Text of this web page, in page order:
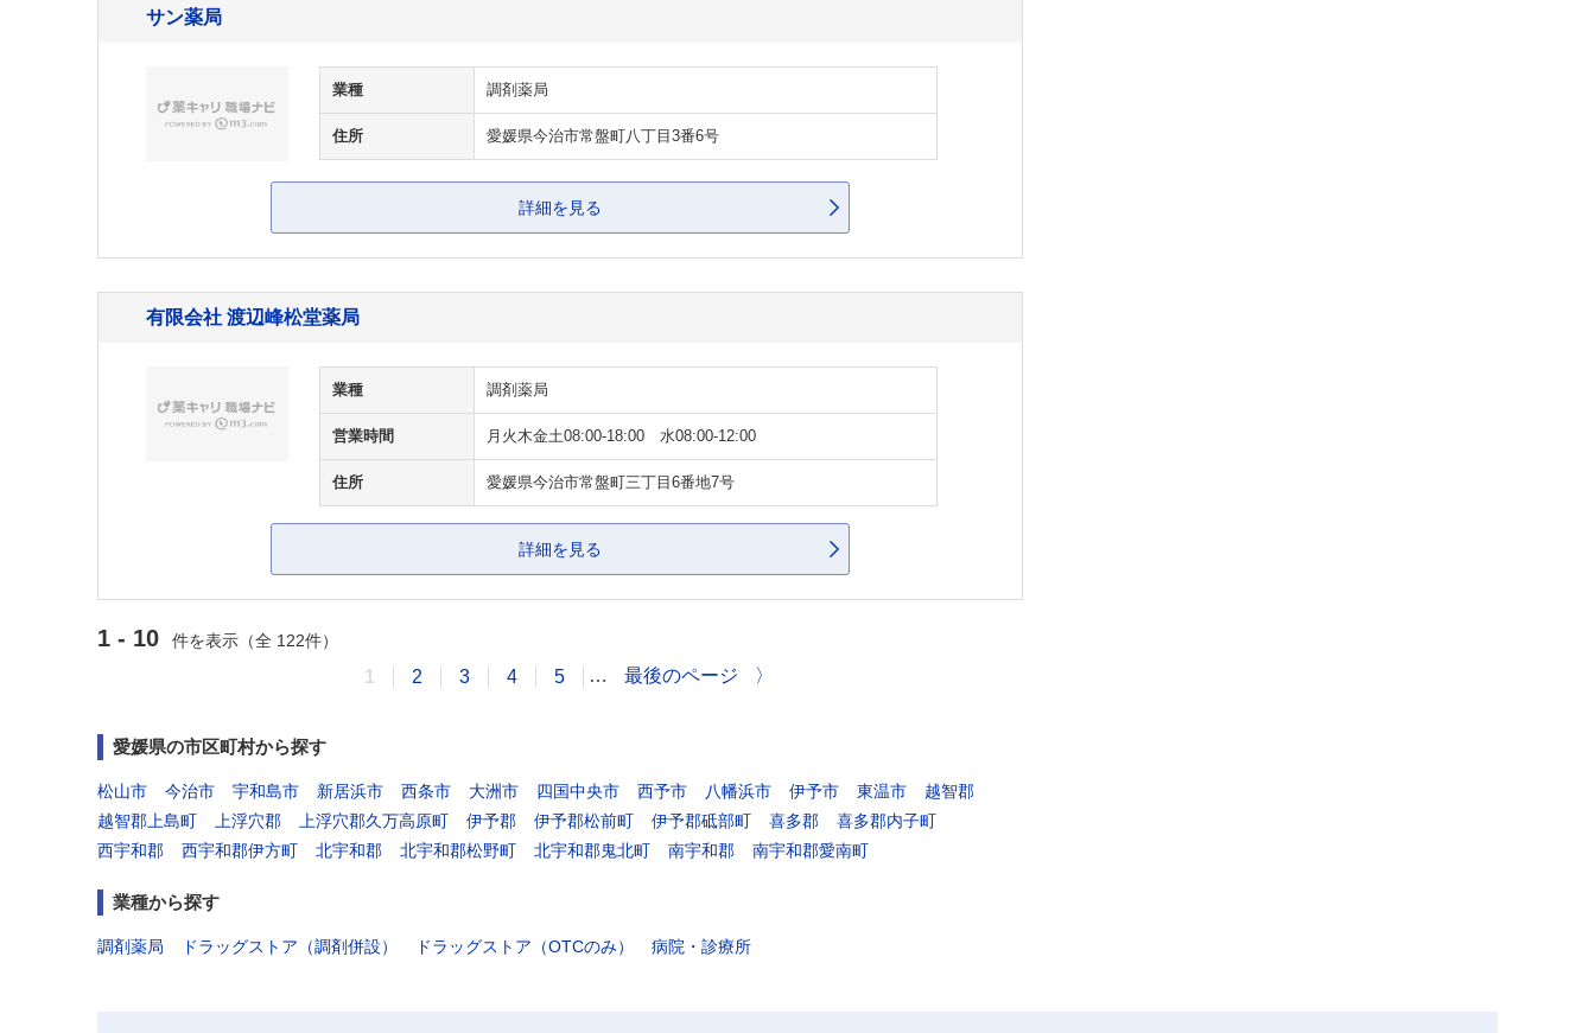
サン薬局
業種 調剤薬局
住所 愛媛県今治市常盤町八丁目3番6号
詳細を見る
有限会社 渡辺峰松堂薬局
業種 調剤薬局
営業時間 月火木金土08:00-18:00 水08:00-12:00
住所 愛媛県今治市常盤町三丁目6番地7号
詳細を見る
1 - 10 件を表示（全 122件）
1 2 3 4 5 … 最後のページ 〉
愛媛県の市区町村から探す
松山市 今治市 宇和島市 新居浜市 西条市 大洲市 四国中央市 西予市 八幡浜市 伊予市 東温市
越智郡
越智郡上島町
上浮穴郡 上浮穴郡久万高原町 伊予郡 伊予郡松前町 伊予郡砥部町 喜多郡
喜多郡内子町
西宇和郡
西宇和郡伊方町 北宇和郡 北宇和郡松野町 北宇和郡鬼北町 南宇和郡 南宇和郡愛南町
業種から探す
調剤薬局 ドラッグストア（調剤併設） ドラッグストア（OTCのみ） 病院・診療所